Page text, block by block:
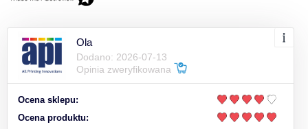
Ola
Dodano: 2026-07-13
Opinia zweryfikowana
Ocena sklepu:
Ocena produktu: